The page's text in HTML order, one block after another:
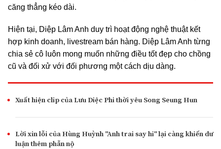
căng thẳng kéo dài.
Hiện tại, Diệp Lâm Anh duy trì hoạt động nghệ thuật kết
hợp kinh doanh, livestream bán hàng. Diệp Lâm Anh từng
chia sẻ cô luôn mong muốn những điều tốt đẹp cho chồng
cũ và đối xử với đối phương một cách dịu dàng.
Xuất hiện clip của Lưu Diệc Phi thời yêu Song Seung Hun
Lời xin lỗi của Hùng Huỳnh "Anh trai say hi" lại càng khiến dư
luận thêm phẫn nộ